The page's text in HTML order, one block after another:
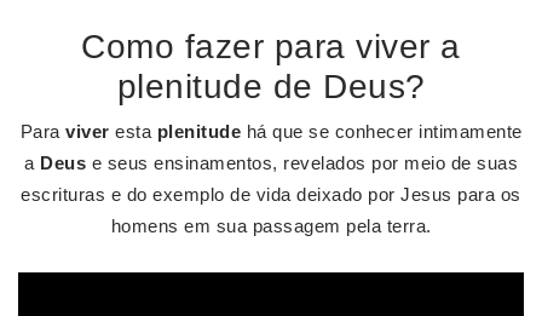
Como fazer para viver a
plenitude de Deus?
Para viver esta plenitude há que se conhecer intimamente
a Deus e seus ensinamentos, revelados por meio de suas
escrituras e do exemplo de vida deixado por Jesus para os
homens em sua passagem pela terra.